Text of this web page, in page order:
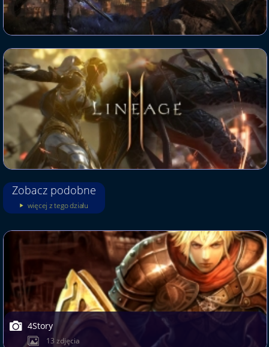
Zobacz podobne
więcej z tego działu
4Story
13 zdjęcia